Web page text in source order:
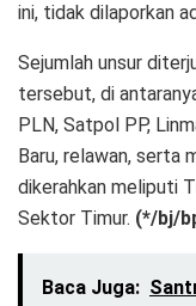
ini, tidak dilaporkan
Sejumlah unsur
tersebut, di
PLN, Satpol PP,
Baru, relawan, serta
dikerahkan meliputi
Sektor Timur. (*/bj/
Baca Juga: